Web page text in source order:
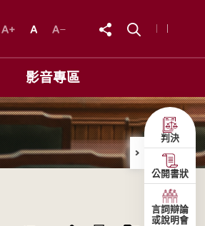
影音專區
判決
公開書狀
言詞辯論
或說明會